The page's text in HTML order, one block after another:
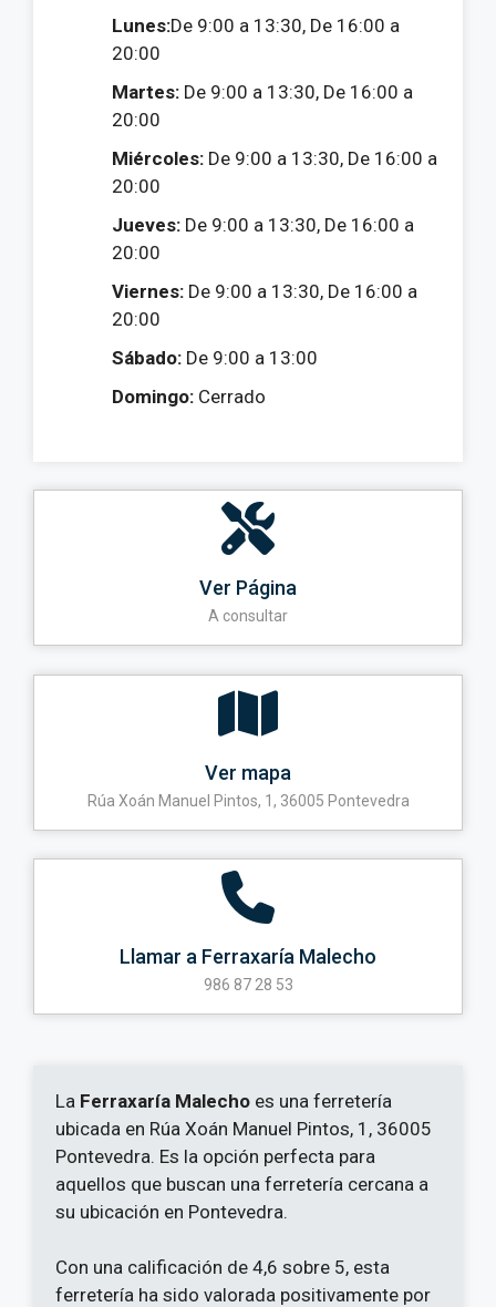
Lunes:De 9:00 a 13:30, De 16:00 a
20:00
Martes: De 9:00 a 13:30, De 16:00 a
20:00
Miércoles: De 9:00 a 13:30, De 16:00 a
20:00
Jueves: De 9:00 a 13:30, De 16:00 a
20:00
Viernes: De 9:00 a 13:30, De 16:00 a
20:00
Sábado: De 9:00 a 13:00
Domingo: Cerrado
Ver Página
A consultar
Ver mapa
Rúa Xoán Manuel Pintos, 1, 36005 Pontevedra
Llamar a Ferraxaría Malecho
986 87 28 53
La Ferraxaría Malecho es una ferretería
ubicada en Rúa Xoán Manuel Pintos, 1, 36005
Pontevedra. Es la opción perfecta para
aquellos que buscan una ferretería cercana a
su ubicación en Pontevedra.
Con una calificación de 4,6 sobre 5, esta
ferretería ha sido valorada positivamente por